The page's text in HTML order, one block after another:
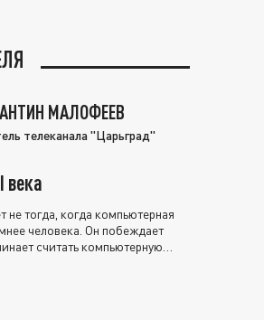
МАЛОФЕЕВ
телеканала "Царьград"
века
тогда, когда компьютерная
человека. Он побеждает
считать компьютерную